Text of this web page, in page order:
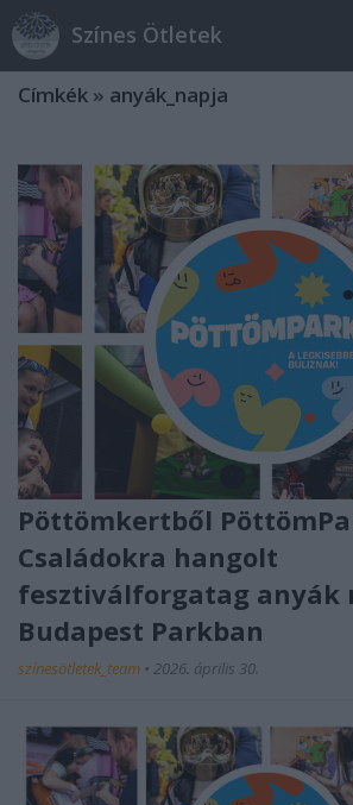
Színes Ötletek
Címkék » anyák_napja
Pöttömkertből
Családokra hangolt
fesztiválforgatag anyák
Budapest Parkban
színesötletek_team • 2026. április 30.